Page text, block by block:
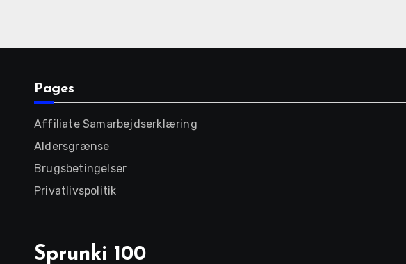
Pages
Affiliate Samarbejdserklæring
Aldersgrænse
Brugsbetingelser
Privatlivspolitik
Sprunki 100